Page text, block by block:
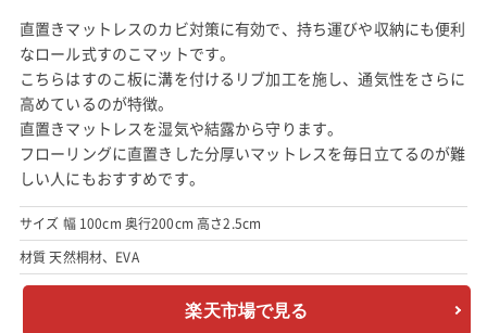
直置きマットレスのカビ対策に有効で、持ち運びや収納にも便利
なロール式すのこマットです。
こちらはすのこ板に溝を付けるリブ加工を施し、通気性をさらに
高めているのが特徴。
直置きマットレスを湿気や結露から守ります。
フローリングに直置きした分厚いマットレスを毎日立てるのが難
しい人にもおすすめです。
サイズ 幅 100cm 奥行200cm 高さ2.5cm
材質 天然桐材、EVA
楽天市場で見る